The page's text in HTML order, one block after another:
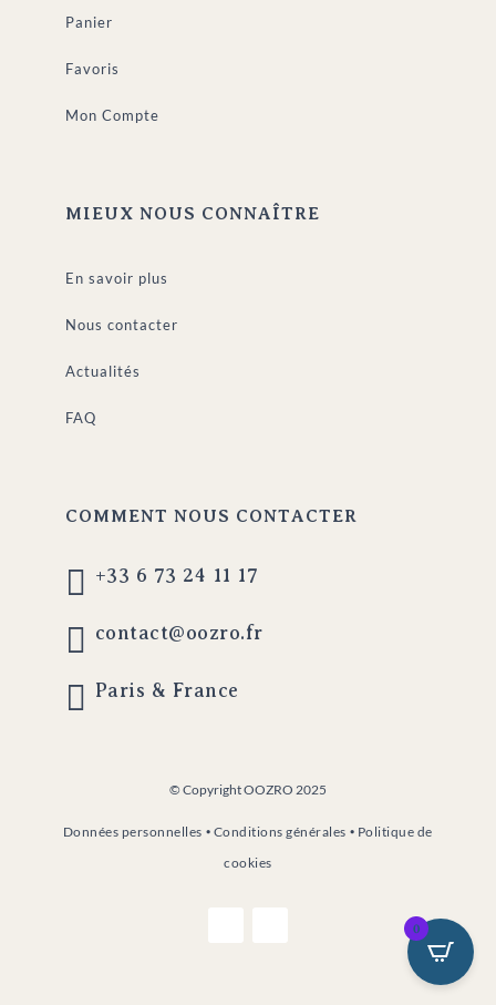
Panier
Favoris
Mon Compte
MIEUX NOUS CONNAÎTRE
En savoir plus
Nous contacter
Actualités
FAQ
COMMENT NOUS CONTACTER
 +33 6 73 24 11 17
 contact@oozro.fr
 Paris & France
© Copyright OOZRO 2025
Données personnelles • Conditions générales • Politique de
cookies
0